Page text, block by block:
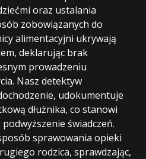
oraz ustalania
zobowiązanych do
alimentacyjni ukrywają
deklarując brak
prowadzeniu
Nasz detektyw
udokumentuje
dłużnika, co stanowi
świadczeń.
sprawowania opieki
rodzica, sprawdzając,